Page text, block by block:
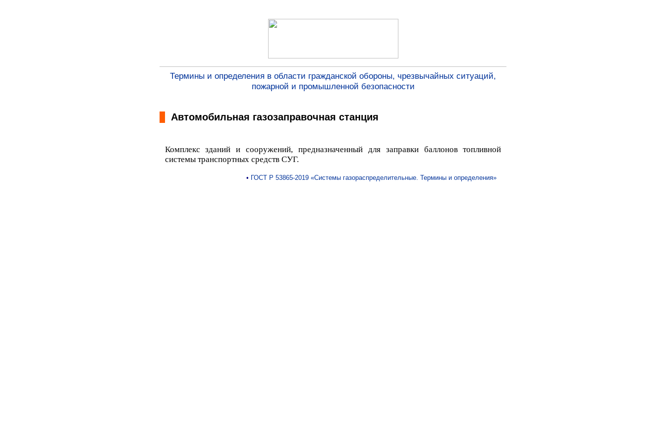
Термины и определения в области гражданской обороны, чрезвычайных ситуаций,
пожарной и промышленной безопасности
Автомобильная газозаправочная станция
Комплекс зданий и сооружений, предназначенный для заправки баллонов топливной
системы транспортных средств СУГ.
• ГОСТ Р 53865-2019 «Системы газораспределительные. Термины и определения»